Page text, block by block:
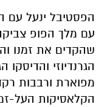
הפסטיבל ינעל עם
עם מלך הפופ
שהקדים את זמנו
הגרנדיוזי
מפוארת ורבבות
הקלאסיקות העל-